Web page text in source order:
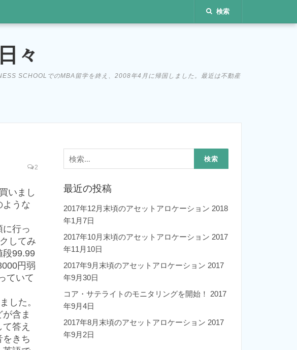
検索
々
SCHOOLでのMBA留学を終え、2008年4月に帰国しました。最近は不動産
2
いまし
ような
に行っ
してみ
段99.99
円弱
ていて
した。
含ま
答え
きち
検
索:
最近の投稿
2017年12月末頃のアセットアロケーション 2018
年1月7日
2017年10月末頃のアセットアロケーション 2017
年11月10日
2017年9月末頃のアセットアロケーション 2017
年9月30日
コア・サテライトのモニタリングを開始！
2017
年9月4日
2017年8月末頃のアセットアロケーション 2017
年9月2日